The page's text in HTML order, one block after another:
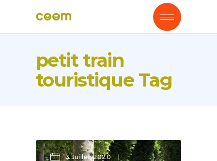
petit train
touristique Tag
3 Juillet 2020